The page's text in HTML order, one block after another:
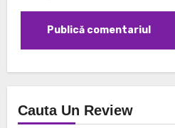
Cauta Un Review